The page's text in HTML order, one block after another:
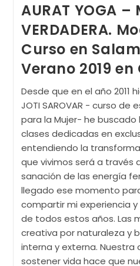
AURAT YOGA –
VERDADERA.
Curso en
Verano 2019 en
Desde que en el año 2011
JOTI SAROVAR - curso de
para la Mujer- he
clases dedicadas en
entendiendo la
que vivimos será a través
sanación de las energía
llegado ese momento
compartir mi experiencia
de todos estos años. Las
creativa por naturaleza y
interna y externa.
sostener vida hace que